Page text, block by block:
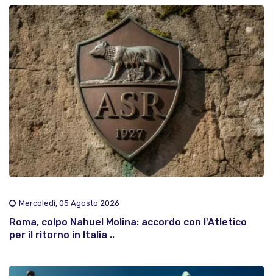
Mercoledì, 05 Agosto 2026
Roma, colpo Nahuel Molina: accordo con l'Atletico
per il ritorno in Italia ..